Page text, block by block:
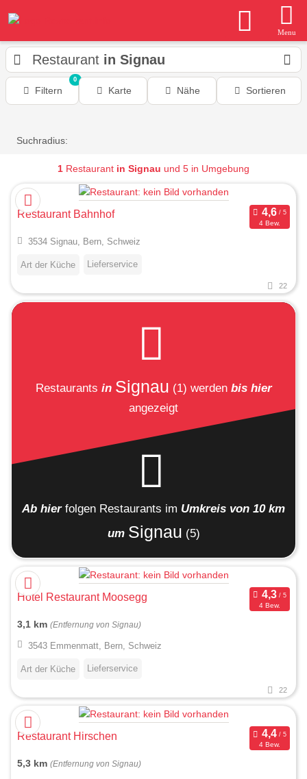
Menu
Restaurant in Signau
Filtern
0
Karte Nähe Sortieren
Suchradius:
1 Restaurant in Signau und 5 in Umgebung
Restaurant Bahnhof
4 Bew.
3534 Signau, Bern, Schweiz
Art der Küche Lieferservice
22
Restaurants in Signau (1) werden bis hier
angezeigt
Ab hier folgen Restaurants im Umkreis von 10 km
um Signau (5)
Hotel Restaurant Moosegg
4 Bew.
3,1 km (Entfernung von Signau)
3543 Emmenmatt, Bern, Schweiz
Art der Küche Lieferservice
22
Restaurant Hirschen
4 Bew.
5,3 km (Entfernung von Signau)